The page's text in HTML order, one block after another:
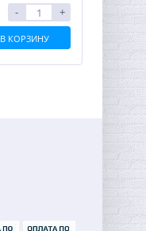
- +
В КОРЗИНУ